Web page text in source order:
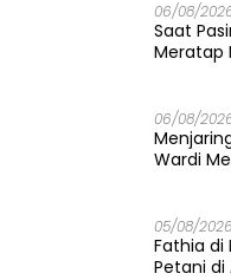
06/08/
Saat
Meratap
06/08/
Wardi
05/08/2026
Fathia di
Petani di